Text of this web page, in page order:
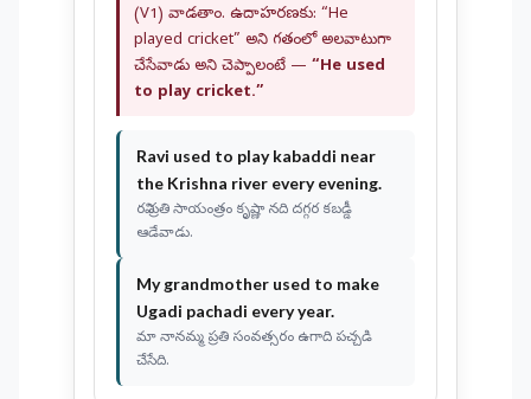
(V1) వాడతాం. ఉదాహరణకు: “He
played cricket” అని గతంలో అలవాటుగా
చేసేవాడు అని చెప్పాలంటే — “He used
to play cricket.”
Ravi used to playkabaddi near
the Krishna river every evening.
రవి ప్రతి సాయంత్రం కృష్ణా నది దగ్గర కబడ్డీ
ఆడేవాడు.
My grandmother used to make
Ugadi pachadi every year.
మా నానమ్మ ప్రతి సంవత్సరం ఉగాది పచ్చడి
చేసేది.